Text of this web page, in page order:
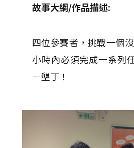
故事大綱/作品描述:
四位參賽者，挑戰一個
小時內必須完成一系列
－墾丁！